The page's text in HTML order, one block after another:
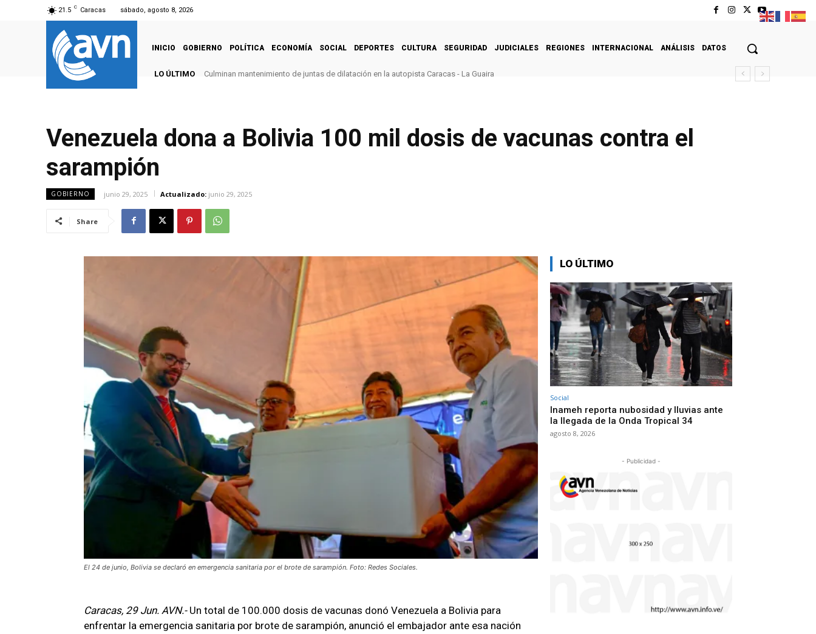
21.5 C Caracas sábado, agosto 8, 2026
INICIO GOBIERNO POLÍTICA ECONOMÍA SOCIAL DEPORTES CULTURA SEGURIDAD JUDICIALES REGIONES INTERNACIONAL ANÁLISIS DATOS
LO ÚLTIMO Culminan mantenimiento de juntas de dilatación en la autopista Caracas - La Guaira
Venezuela dona a Bolivia 100 mil dosis de vacunas contra el
sarampión
GOBIERNO junio 29, 2025 Actualizado: junio 29, 2025
Share
El 24 de junio, Bolivia se declaró en emergencia sanitaria por el brote de sarampión. Foto: Redes Sociales.
Caracas, 29 Jun. AVN.-Un total de 100.000 dosis de vacunas donó Venezuela a Bolivia para
enfrentar la emergencia sanitaria por brote de sarampión, anunció el embajador ante esa nación
LO ÚLTIMO
Social
Inameh reporta nubosidad y lluvias ante
la llegada de la Onda Tropical 34
agosto 8, 2026
- Publicidad -